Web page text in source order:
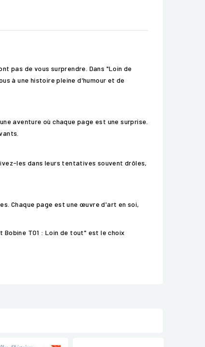
pas de vous surprendre. Dans "Loin de
à une histoire pleine d'humour et de
aventure où chaque page est une surprise.
les dans leurs tentatives souvent drôles,
Chaque page est une œuvre d'art en soi,
Bobine T01 : Loin de tout" est le choix